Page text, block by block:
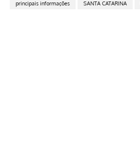
principais informações SANTA CATARINA